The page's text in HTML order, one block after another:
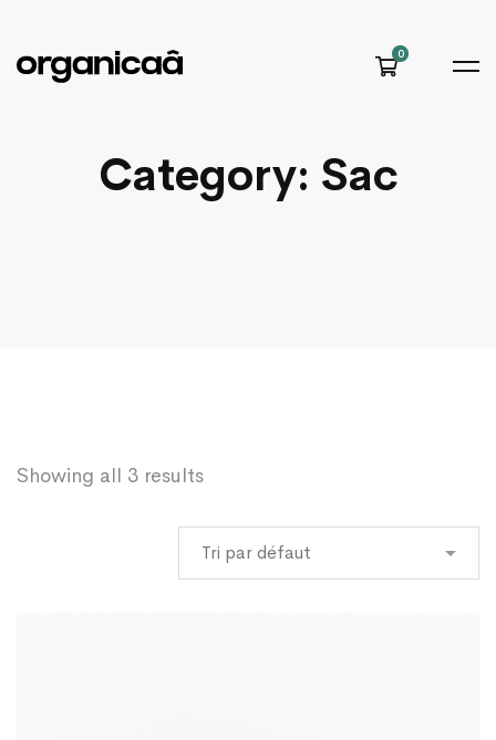
Category: Sac
Showing all 3 results